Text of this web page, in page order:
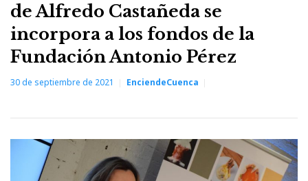
de Alfredo Castañeda se
incorpora a los fondos de la
Fundación Antonio Pérez
30 de septiembre de 2021 EnciendeCuenca